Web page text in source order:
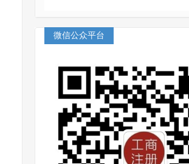
微信公众平台